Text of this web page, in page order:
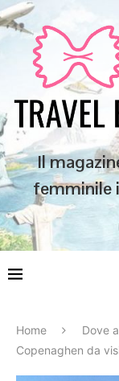
Il
femminile
Home Dove
Copenaghen da